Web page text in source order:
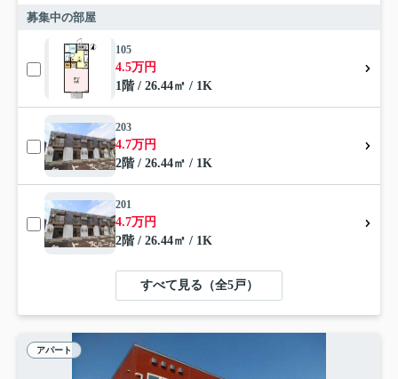
募集中の部屋
105
4.5万円
1階 / 26.44㎡ / 1K
203
4.7万円
2階 / 26.44㎡ / 1K
201
4.7万円
2階 / 26.44㎡ / 1K
すべて見る（全5戸）
アパート